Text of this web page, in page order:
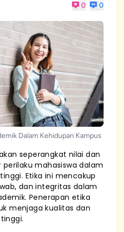
0 0
Dalam Kehidupan Kampus
seperangkat nilai dan
mahasiswa dalam
Etika ini mencakup
dan integritas dalam
Penerapan etika
menjaga kualitas dan